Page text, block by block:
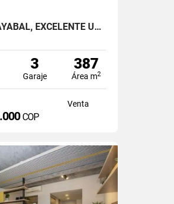
VENTA BODEGA GUAYABAL, EXCELENTE UBICACION EN MALL INDUSTRIAL
3
Garaje
387
Área m2
Venta
COP